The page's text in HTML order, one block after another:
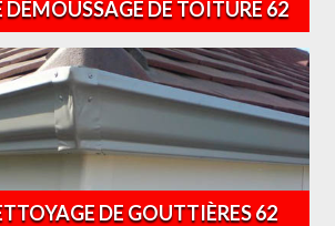
DÉMOUSSAGE DE TOITURE 62
DE GOUTTIÈRES 62